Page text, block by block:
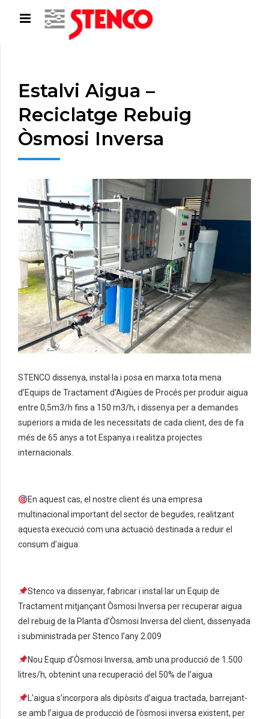
Estalvi Aigua –
Reciclatge Rebuig
Òsmosi Inversa
STENCO dissenya, instal·la i posa en marxa tota mena
d’Equips de Tractament d’Aigües de Procés per produir aigua
entre 0,5m3/h fins a 150 m3/h, i dissenya per a demandes
superiors a mida de les necessitats de cada client, des de fa
més de 65 anys a tot Espanya i realitza projectes
internacionals.
En aquest cas, el nostre client és una empresa
multinacional important del sector de begudes, realitzant
aquesta execució com una actuació destinada a reduir el
consum d’aigua:
Stenco va dissenyar, fabricar i instal·lar un Equip de
Tractament mitjançant Òsmosi Inversa per recuperar aigua
del rebuig de la Planta d’Òsmosi Inversa del client, dissenyada
i subministrada per Stenco l’any 2.009
Nou Equip d’Òsmosi Inversa, amb una producció de 1.500
litres/h, obtenint una recuperació del 50% de l’aigua
L’aigua s’incorpora als dipòsits d’aigua tractada, barrejant-
se amb l’aigua de producció de l’òsmosi inversa existent, per